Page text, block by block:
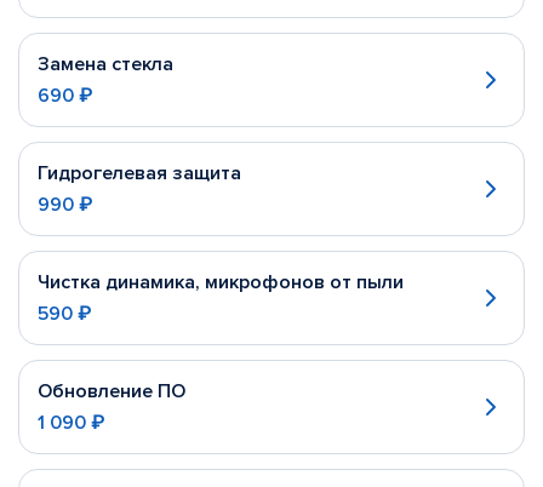
Замена стекла
690 ₽
Гидрогелевая защита
990 ₽
Чистка динамика, микрофонов от пыли
590 ₽
Обновление ПО
1 090 ₽